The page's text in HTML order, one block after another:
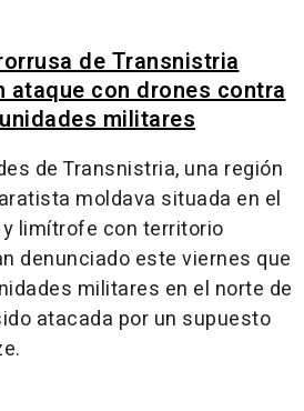
de Transnistria
ataque con drones contra
militares
de Transnistria, una región
moldava situada en el
limítrofe con territorio
denunciado este viernes que
militares en el norte de
atacada por un supuesto